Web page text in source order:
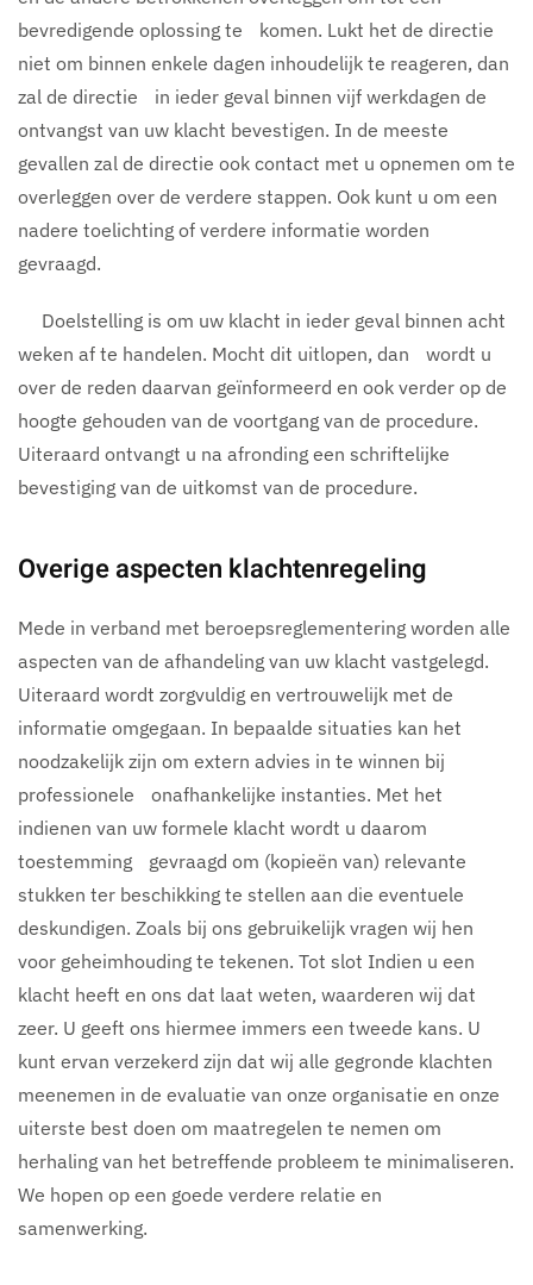
bevredigende oplossing te komen. Lukt het de directie
niet om binnen enkele dagen inhoudelijk te reageren, dan
zal de directie in ieder geval binnen vijf werkdagen de
ontvangst van uw klacht bevestigen. In de meeste
gevallen zal de directie ook contact met u opnemen om te
overleggen over de verdere stappen. Ook kunt u om een
nadere toelichting of verdere informatie worden
gevraagd.
Doelstelling is om uw klacht in ieder geval binnen acht
weken af te handelen. Mocht dit uitlopen, dan wordt u
over de reden daarvan geïnformeerd en ook verder op de
hoogte gehouden van de voortgang van de procedure.
Uiteraard ontvangt u na afronding een schriftelijke
bevestiging van de uitkomst van de procedure.
Overige aspecten klachtenregeling
Mede in verband met beroepsreglementering worden alle
aspecten van de afhandeling van uw klacht vastgelegd.
Uiteraard wordt zorgvuldig en vertrouwelijk met de
informatie omgegaan. In bepaalde situaties kan het
noodzakelijk zijn om extern advies in te winnen bij
professionele onafhankelijke instanties. Met het
indienen van uw formele klacht wordt u daarom
toestemming gevraagd om (kopieën van) relevante
stukken ter beschikking te stellen aan die eventuele
deskundigen. Zoals bij ons gebruikelijk vragen wij hen
voor geheimhouding te tekenen. Tot slot Indien u een
klacht heeft en ons dat laat weten, waarderen wij dat
zeer. U geeft ons hiermee immers een tweede kans. U
kunt ervan verzekerd zijn dat wij alle gegronde klachten
meenemen in de evaluatie van onze organisatie en onze
uiterste best doen om maatregelen te nemen om
herhaling van het betreffende probleem te minimaliseren.
We hopen op een goede verdere relatie en
samenwerking.